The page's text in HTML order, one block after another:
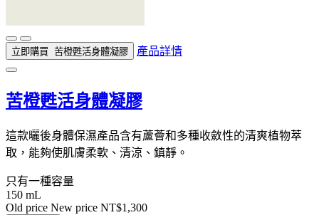
立即購買 苦橙甦活身體凝膠 產品詳情
苦橙甦活身體凝膠
這款曬後身體保濕產品含有蘆薈和多種收斂性的清爽植物萃
取，能夠使肌膚柔軟、清涼、鎮靜。
只有一種容量
150 mL
Old price New price NT$1,300